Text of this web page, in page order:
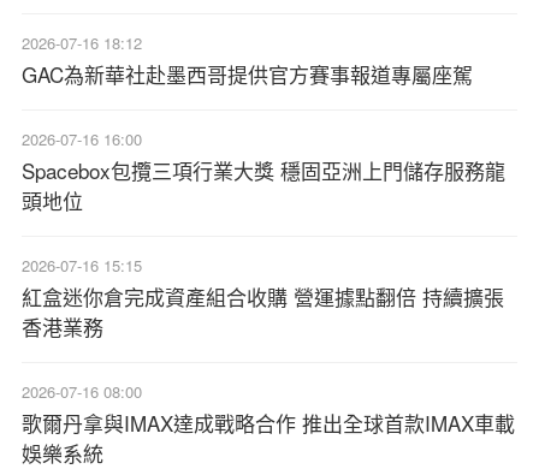
2026-07-16 18:12
GAC為新華社赴墨西哥提供官方賽事報道專屬座駕
2026-07-16 16:00
Spacebox包攬三項行業大獎 穩固亞洲上門儲存服務龍
頭地位
2026-07-16 15:15
紅盒迷你倉完成資產組合收購 營運據點翻倍 持續擴張
香港業務
2026-07-16 08:00
歌爾丹拿與IMAX達成戰略合作 推出全球首款IMAX車載
娛樂系統